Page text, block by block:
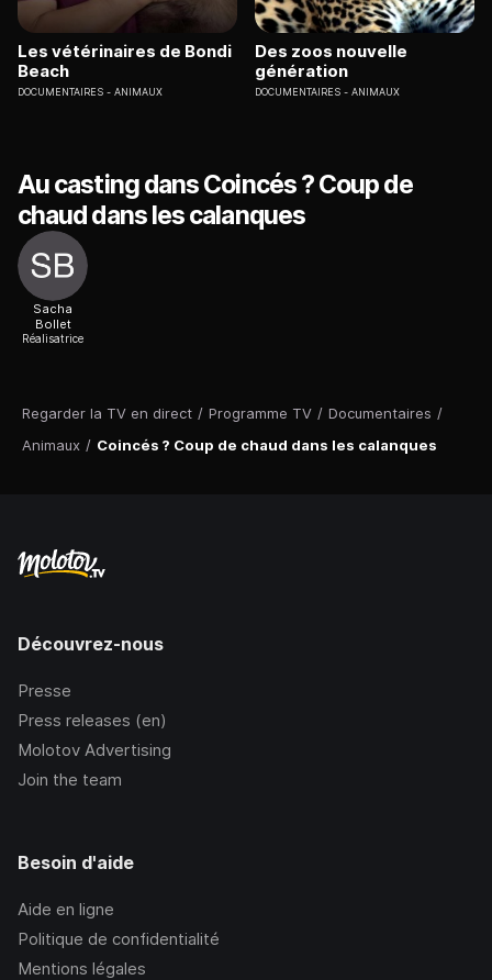
Regarder la TV en direct / Programme TV / Documentaires /
Animaux / Coincés ? Coup de chaud dans les calanques
Les vétérinaires de Bondi
Beach
DOCUMENTAIRES ANIMAUX
Des zoos nouvelle
génération
DOCUMENTAIRES ANIMAUX
Au casting dans Coincés ? Coup de
chaud dans les calanques
Sacha
Bollet
Réalisatrice
Découvrez-nous
Presse
Press releases (en)
Molotov Advertising
Join the team
Besoin d'aide
Aide en ligne
Politique de confidentialité
Mentions légales